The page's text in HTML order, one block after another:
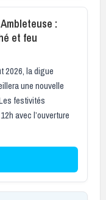
:
et feu
2026, la digue
une nouvelle
festivités
avec l’ouverture